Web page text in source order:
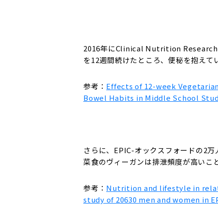
2016年にClinical Nutrition Research
を12週間続けたところ、便秘を抱えて
参考： Effects of 12-week
Bowel Habits in Middle School
さらに、EPIC-オックスフォードの2
菜食のヴィーガンは排泄頻度が高いこ
参考： Nutrition and lifestyle in
study of 20630 men and women in